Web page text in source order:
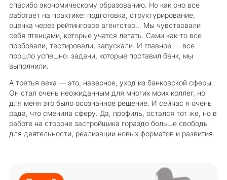
спасибо экономическому образованию. Но как оно все
работает на практике: подготовка, структурирование,
оценка через рейтинговое агентство… Мы чувствовали
себя птенцами, которые учатся летать. Сами как-то все
пробовали, тестировали, запускали. И главное — все
прошло успешно: задачи, которые поставил банк, мы
выполнили.
А третья веха — это, наверное, уход из банковской сферы.
Он стал очень неожиданным для многих моих коллег, но
для меня это было осознанное решение. И сейчас я очень
рада, что сменила сферу. Да, профиль, остался тот же, но в
работе на стороне застройщика гораздо больше свободы
для деятельности, реализации новых форматов и развития.